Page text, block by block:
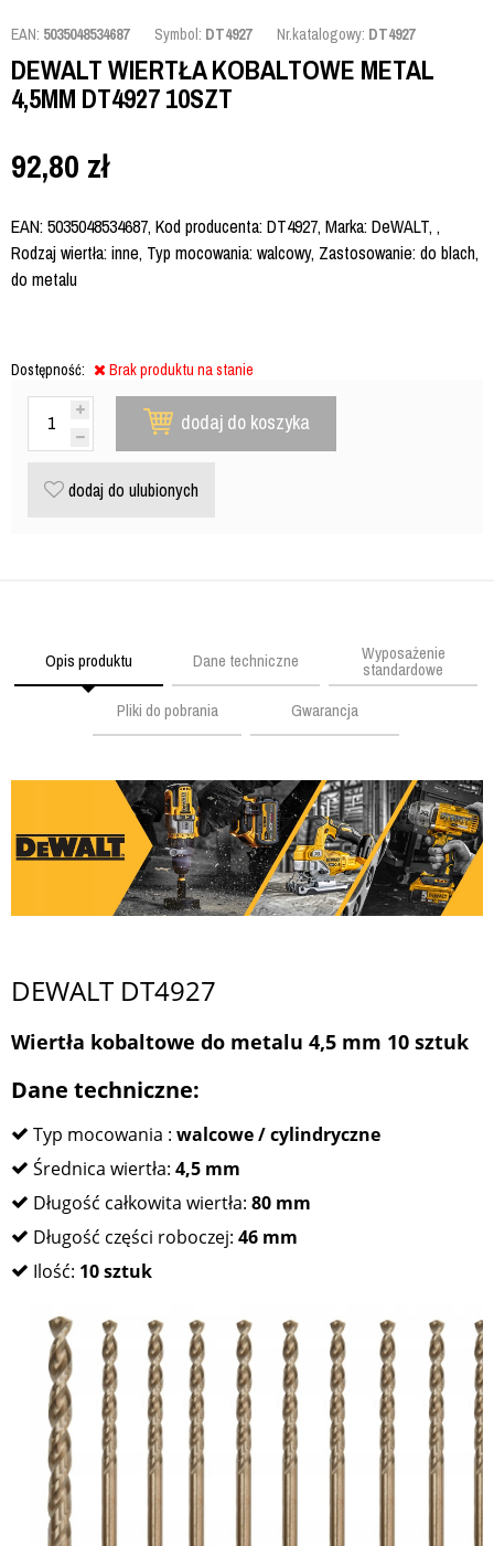
EAN: 5035048534687 Symbol: DT4927 Nr.katalogowy: DT4927
DEWALT WIERTŁA KOBALTOWE METAL
4,5MM DT4927 10SZT
92,80 zł
EAN: 5035048534687, Kod producenta: DT4927, Marka: DeWALT, ,
Rodzaj wiertła: inne, Typ mocowania: walcowy, Zastosowanie: do blach,
do metalu
Dostępność: Brak produktu na stanie
dodaj do koszyka
dodaj do ulubionych
Opis produktu Dane techniczne Wyposażenie
standardowe
Pliki do pobrania
Gwarancja
DEWALT DT4927
Wiertła kobaltowe do metalu 4,5 mm 10 sztuk
Dane techniczne:
Typ mocowania : walcowe / cylindryczne
Średnica wiertła: 4,5 mm
Długość całkowita wiertła: 80 mm
Długość części roboczej: 46 mm
Ilość: 10 sztuk